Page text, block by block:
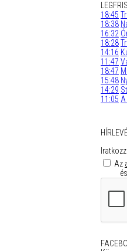
18:45
18:38
16:32
18:28
14:16
11:47
18:47
15:48
14:29
11:05 A
Az
és az